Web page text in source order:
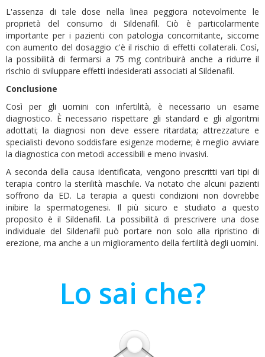
L'assenza di tale dose nella linea peggiora notevolmente le
proprietà del consumo di Sildenafil. Ciò è particolarmente
importante per i pazienti con patologia concomitante, siccome
con aumento del dosaggio c'è il rischio di effetti collaterali. Così,
la possibilità di fermarsi a 75 mg contribuirà anche a ridurre il
rischio di sviluppare effetti indesiderati associati al Sildenafil.
Conclusione
Così per gli uomini con infertilità, è necessario un esame
diagnostico. È necessario rispettare gli standard e gli algoritmi
adottati; la diagnosi non deve essere ritardata; attrezzature e
specialisti devono soddisfare esigenze moderne; è meglio avviare
la diagnostica con metodi accessibili e meno invasivi.
A seconda della causa identificata, vengono prescritti vari tipi di
terapia contro la sterilità maschile. Va notato che alcuni pazienti
soffrono da ED. La terapia a questi condizioni non dovrebbe
inibire la spermatogenesi. Il più sicuro e studiato a questo
proposito è il Sildenafil. La possibilità di prescrivere una dose
individuale del Sildenafil può portare non solo alla ripristino di
erezione, ma anche a un miglioramento della fertilità degli uomini.
Lo sai che?